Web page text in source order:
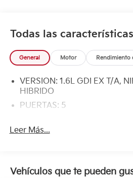
Todas las características
General Motor Rendimiento
VERSION: 1.6L GDI EX T/A,
HIBRIDO
PUERTAS: 5
Leer Más...
Vehículos que te pueden